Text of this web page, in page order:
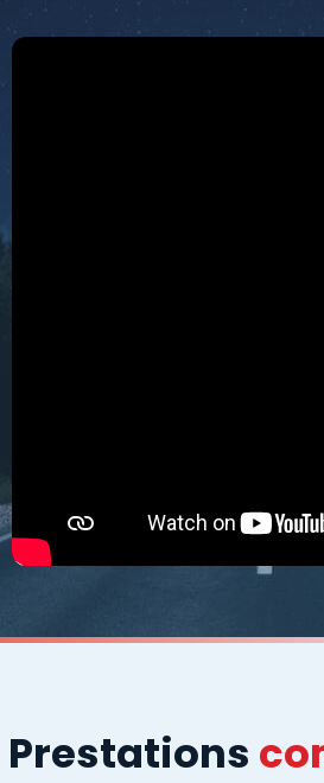
Prestations